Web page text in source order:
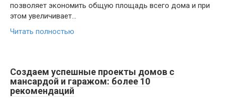
позволяет экономить общую площадь всего дома и при
этом увеличивает…
Читать полностью
Создаем успешные проекты домов с
мансардой и гаражом: более 10
рекомендаций